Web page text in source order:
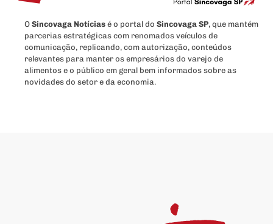
O Sincovaga Notícias é o portal do Sincovaga SP, que mantém
parcerias estratégicas com renomados veículos de
comunicação, replicando, com autorização, conteúdos
relevantes para manter os empresários do varejo de
alimentos e o público em geral bem informados sobre as
novidades do setor e da economia.